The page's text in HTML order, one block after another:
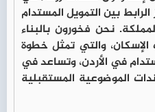
بين التمويل المستدام
نحن فخورون بالبناء
والتي تمثل خطوة
في الأردن، وتساعد في
الموضوعية المستقبلية